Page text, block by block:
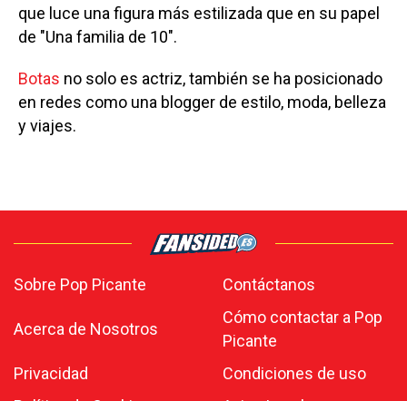
que luce una figura más estilizada que en su papel
de "Una familia de 10".
Botas no solo es actriz, también se ha posicionado
en redes como una blogger de estilo, moda, belleza
y viajes.
Sobre Pop Picante Contáctanos
Acerca de Nosotros
Cómo contactar a Pop
Picante
Privacidad
Condiciones de uso